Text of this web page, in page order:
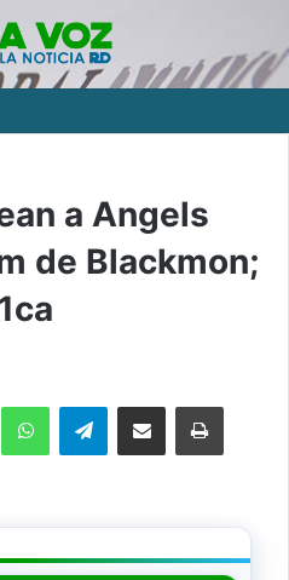
a Angels
de Blackmon;
WhatsAppTelegramCompartir via Email Imprimi